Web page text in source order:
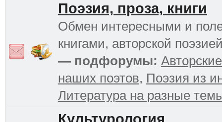
Поэзия, проза, книги
Обмен интересными и
книгами, авторской
— подфорумы:
наших поэтов, Поэзия из
Литература на разные